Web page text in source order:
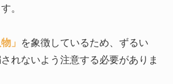
。
」
を象徴しているため、ずるい
れないよう注意する必要がありま